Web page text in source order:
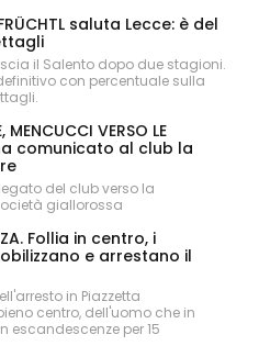
FRÜCHTL saluta Lecce: è del
il Salento dopo due stagioni.
con percentuale sulla
MENCUCCI VERSO LE
ha comunicato al club la
del club verso la
giallorossa
Follia in centro, i
e arrestano il
in Piazzetta
centro, dell'uomo che in
per 15